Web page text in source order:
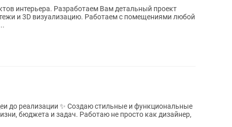
интерьера. Разработаем Вам детальный проект
и 3D визуализацию. Работаем с помещениями любой
до реализации ✨ Создаю стильные и функциональные
бюджета и задач. Работаю не просто как дизайнер,